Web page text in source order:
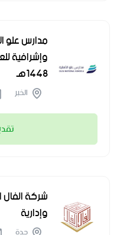
مدارس علو
وإشرافية
1448هـ
الخبر
شركة الفال
وإدارية